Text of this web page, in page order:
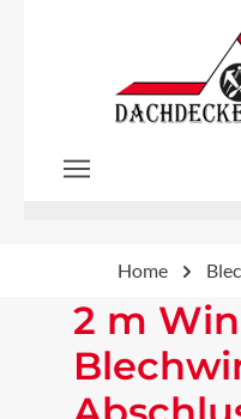
Zum Hauptinhalt
Home
2 m